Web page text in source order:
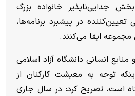
جدایی‌ناپذیر خانواده بزرگ
در پیشبرد برنامه‌ها،
ایفا می‌کنند.
انسانی دانشگاه آزاد اسلامی
توجه به معیشت کارکنان از
است، تصریح کرد: در سال جاری